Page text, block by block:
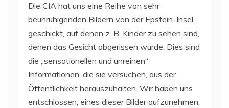
Die CIA hat uns eine Reihe von sehr
beunruhigenden Bildern von der Epstein-Insel
geschickt, auf denen z. B. Kinder zu sehen sind,
denen das Gesicht abgerissen wurde. Dies sind
die „sensationellen und unreinen“
Informationen, die sie versuchen, aus der
Öffentlichkeit herauszuhalten. Wir haben uns
entschlossen, eines dieser Bilder aufzunehmen,